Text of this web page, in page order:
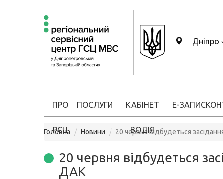
Дніпро
ПРО
РСЦ
ПОСЛУГИ КАБІНЕТ
ВОДІЯ
Е-ЗАПИС
Головна Новини 20 червня відбудеться
20 червня відбудеться
ДАК